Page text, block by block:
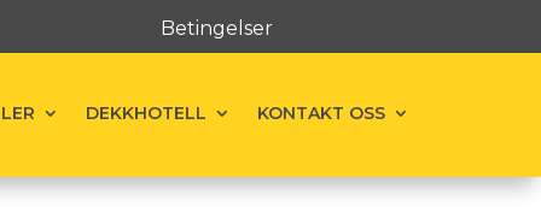
Betingelser
DEKKHOTELL KONTAKT OSS